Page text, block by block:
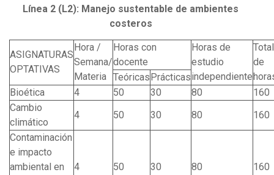
Línea 2 (L2): Manejo sustentable de ambientes
costeros
ASIGNATURAS
OPTATIVAS
Hora /
Semana/
Materia
Horas con
docente
Horas de
estudio
independiente
Total
de
TeóricasPrácticas
Bioética
4 50 30 80
160
Cambio
climático
4 50 30 80
160
Contaminación
e impacto
ambiental en
4 50 30 80 160